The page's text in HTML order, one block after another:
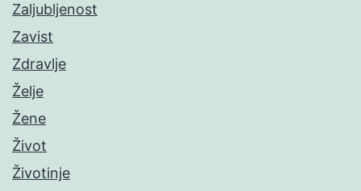
Zaljubljenost
Zavist
Zdravlje
Želje
Žene
Život
Životinje